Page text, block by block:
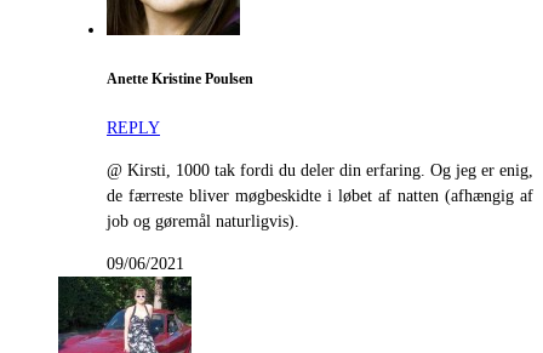
Anette Kristine Poulsen
REPLY
@ Kirsti, 1000 tak fordi du deler din erfaring. Og jeg er enig,
de færreste bliver møgbeskidte i løbet af natten (afhængig af
job og gøremål naturligvis).
09/06/2021